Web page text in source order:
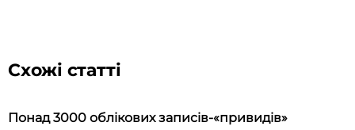
Схожі статті
Понад 3000 облікових записів-«привидів»